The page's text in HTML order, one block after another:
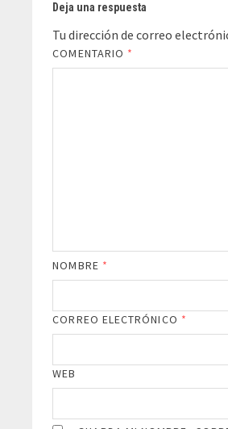
Deja una respuesta
Tu dirección de correo
COMENTARIO *
NOMBRE *
CORREO ELECTRÓNICO *
WEB